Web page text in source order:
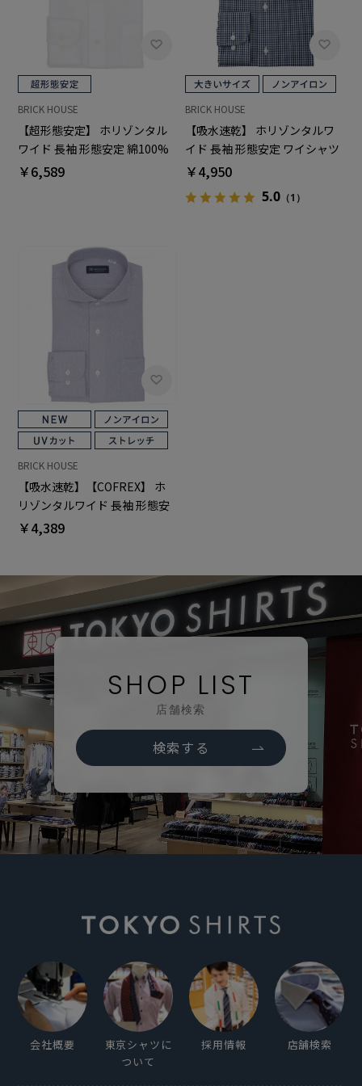
BRICK HOUSE
【超形態安定】 ホリゾンタル
ワイド 長袖 形態安定 綿100%
ワイシャツ
￥6,589
BRICK HOUSE
【吸水速乾】 ホリゾンタルワ
イド 長袖 形態安定 ワイシャツ
大きいサイズ
￥4,950
5.0 （1）
BRICK HOUSE
【吸水速乾】【COFREX】 ホ
リゾンタルワイド 長袖 形態安
定 ワイシャツ
￥4,389
SHOP LIST
店舗検索
検索する
会社概要
東京シャツに
ついて
採用情報 店舗検索